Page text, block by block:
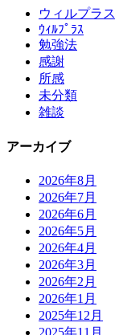
ウィルプラス
ｳｨﾙﾌﾟﾗｽ
勉強法
感謝
所感
未分類
雑談
アーカイブ
2026年8月
2026年7月
2026年6月
2026年5月
2026年4月
2026年3月
2026年2月
2026年1月
2025年12月
2025年11月